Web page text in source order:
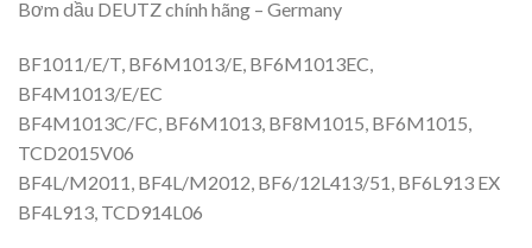
Bơm dầu DEUTZ chính hãng – Germany
BF1011/E/T, BF6M1013/E, BF6M1013EC,
BF4M1013/E/EC
BF4M1013C/FC, BF6M1013, BF8M1015, BF6M1015,
TCD2015V06
BF4L/M2011, BF4L/M2012, BF6/12L413/51, BF6L913 EX
BF4L913, TCD914L06